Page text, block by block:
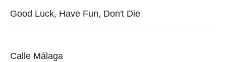
Good Luck, Have Fun, Don't Die
Calle Málaga